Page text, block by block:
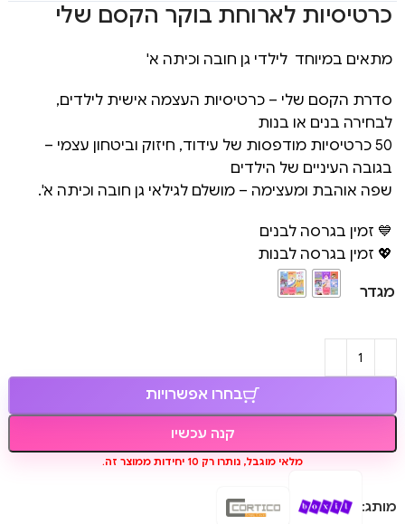
כרטיסיות לארוחת בוקר הקסם שלי
מתאים במיוחד לילדי גן חובה וכיתה א'
סדרת הקסם שלי – כרטיסיות העצמה אישית לילדים,
לבחירה בנים או בנות
50 כרטיסיות מודפסות של עידוד, חיזוק וביטחון עצמי –
בגובה העיניים של הילדים
שפה אוהבת ומעצימה – מושלם לגילאי גן חובה וכיתה א'.
💙 זמין בגרסה לבנים
💖 זמין בגרסה לבנות
מגדר
בחרו אפשרויות
קנה עכשיו
מלאי מוגבל, נותרו רק 10 יחידות ממוצר זה.
מותג: